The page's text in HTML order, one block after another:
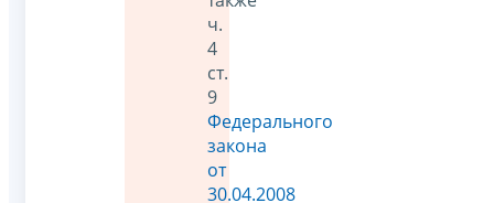
ч.
4
ст.
9
Федерального
закона
от
30.04.2008